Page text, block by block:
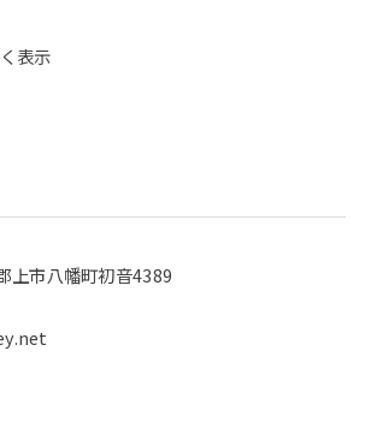
表示
上市八幡町初音4389